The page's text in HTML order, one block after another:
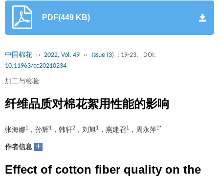
PDF(449 KB)
中国棉花 ›› 2022, Vol. 49 ›› Issue (3) : 19-23.
DOI:
10.11963/cc20210234
加工与检验
纤维品质对棉花絮用性能的影响
张海娜1 ，孙辉1 ，韩轩2 ，刘旭1 ，燕建召1 ，周永萍1*
作者信息 +
Effect of cotton fiber quality on the